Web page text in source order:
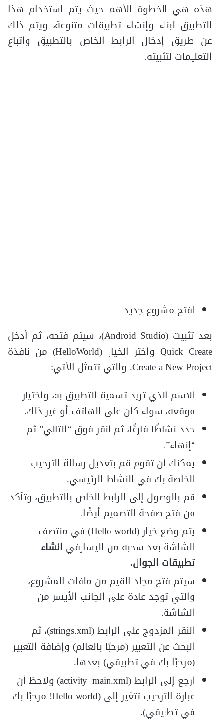
هذه هي الخطوة الأهم حيث يتم استخدام هذا
التطبيق لبناء وإنشاء تطبيقات متنوعة، ويتم ذلك
عن طريق إدخال الرابط الخاص بالتطبيق واتباع
التعليمات لتثبيته.
افتح مشروع جديد
بعد تثبيت (Android Studio)، سيتم فتحه، ثم أدخل
Quick Create واختر الخيار (HelloWorld) من نافذة
Create a New Project. والتي تتمثل الأتي:
الاسم الذي تريد تسمية التطبيق به، واختيار
موقعه، سواء كان على الهاتف أو غير ذلك.
حدد نشاطًا فارغًا، ثم انقر فوق “التالي” ثم
“إنهاء”.
يمكنك أن تقوم قم بتعديل رسالة الترحيب
الخاصة بك في النشاط الرئيسي.
قم بالوصول إلى الرابط الخاص بالتطبيق، وتأكد
من فتح صفحة التصميم أيضًا.
يتم وضع خيار (Hello world) في منتصف
الشاشة بعد سحبه من اليسارفي انشاء
تطبيقات الجوال.
سيتم فتح مجلد القيم من ملفات المشروع،
والتي توجد عادة على الجانب الأيسر من
الشاشة.
النقر المزدوج على الرابط (strings.xml)، ثم
البحث عن التعبير (مرحبًا بالعالم) وإضافة التعبير
(مرحبًا بك في تطبيقي) بعدها.
ارجع إلى الرابط (activity_main.xml) ولاحظ أن
عبارة الترحيب تتغير إلى (Hello world! مرحبًا بك
في تطبيقي).